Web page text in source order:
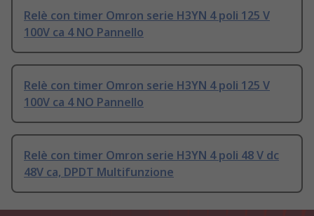
Relè con timer Omron serie H3YN 4 poli 125 V
100V ca 4 NO Pannello
Relè con timer Omron serie H3YN 4 poli 125 V
100V ca 4 NO Pannello
Relè con timer Omron serie H3YN 4 poli 48 V dc
48V ca, DPDT Multifunzione